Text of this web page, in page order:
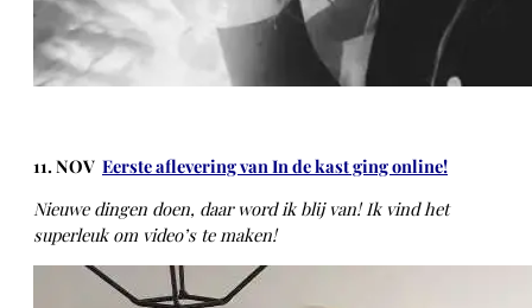
11. NOV Eerste aflevering van In de kast ging online!
Nieuwe dingen doen, daar word ik blij van! Ik vind het
superleuk om video’s te maken!